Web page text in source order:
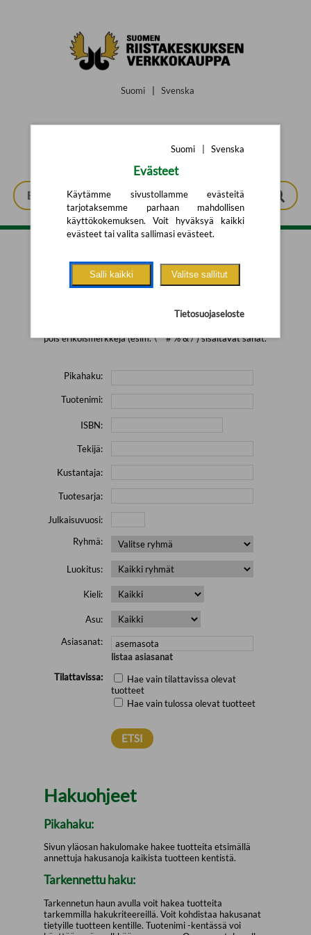
Suomi Svenska
Tarkennettu haku
pois erikoismerkkejä (esim. \' " # % & / ) sisältävät sanat.
Pikahaku:
Tuotenimi:
ISBN:
Tekijä:
Kustantaja:
Tuotesarja:
Julkaisuvuosi:
Ryhmä:
Luokitus:
Kieli:
Asu:
Asiasanat:
listaa asiasanat
Tilattavissa:
Hae vain tilattavissa olevat
tuotteet
Hae vain tulossa olevat tuotteet
Hakuohjeet
Pikahaku:
Sivun yläosan hakulomake hakee tuotteita etsimällä
annettuja hakusanoja kaikista tuotteen kentistä.
Tarkennettu haku:
Tarkennetun haun avulla voit hakea tuotteita
tarkemmilla hakukriteereillä. Voit kohdistaa hakusanat
tietyille tuotteen kentille. Tuotenimi -kentässä voi
Suomi Svenska
Evästeet
Käytämme sivustollamme evästeitä
tarjotaksemme parhaan mahdollisen
käyttökokemuksen. Voit hyväksyä kaikki
evästeet tai valita sallimasi evästeet.
Salli kaikki Valitse sallitut
Tietosuojaseloste